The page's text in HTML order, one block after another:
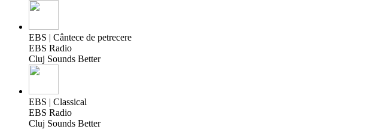
EBS | Cântece de petrecere
EBS Radio
Cluj Sounds Better
EBS | Classical
EBS Radio
Cluj Sounds Better